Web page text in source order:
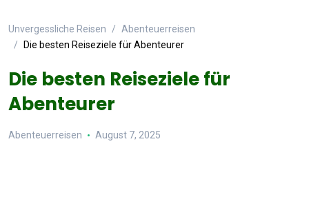
Unvergessliche Reisen
Abenteuerreisen
Die besten Reiseziele für Abenteurer
Die besten Reiseziele für
Abenteurer
Abenteuerreisen August 7, 2025